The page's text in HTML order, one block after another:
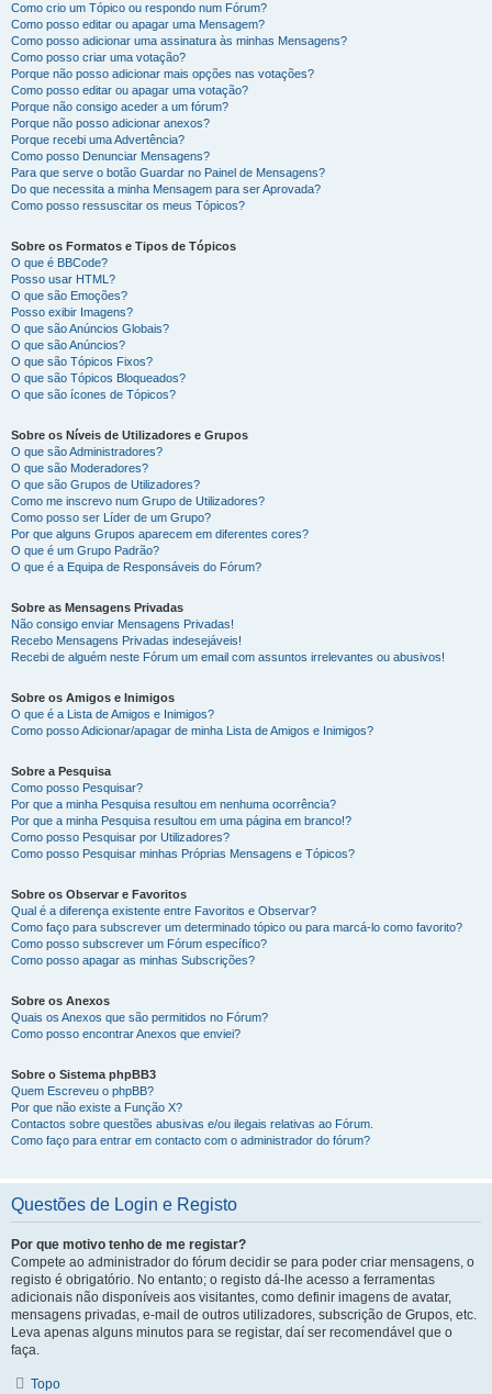
Como crio um Tópico ou respondo num Fórum?
Como posso editar ou apagar uma Mensagem?
Como posso adicionar uma assinatura às minhas Mensagens?
Como posso criar uma votação?
Porque não posso adicionar mais opções nas votações?
Como posso editar ou apagar uma votação?
Porque não consigo aceder a um fórum?
Porque não posso adicionar anexos?
Porque recebi uma Advertência?
Como posso Denunciar Mensagens?
Para que serve o botão Guardar no Painel de Mensagens?
Do que necessita a minha Mensagem para ser Aprovada?
Como posso ressuscitar os meus Tópicos?
Sobre os Formatos e Tipos de Tópicos
O que é BBCode?
Posso usar HTML?
O que são Emoções?
Posso exibir Imagens?
O que são Anúncios Globais?
O que são Anúncios?
O que são Tópicos Fixos?
O que são Tópicos Bloqueados?
O que são ícones de Tópicos?
Sobre os Níveis de Utilizadores e Grupos
O que são Administradores?
O que são Moderadores?
O que são Grupos de Utilizadores?
Como me inscrevo num Grupo de Utilizadores?
Como posso ser Líder de um Grupo?
Por que alguns Grupos aparecem em diferentes cores?
O que é um Grupo Padrão?
O que é a Equipa de Responsáveis do Fórum?
Sobre as Mensagens Privadas
Não consigo enviar Mensagens Privadas!
Recebo Mensagens Privadas indesejáveis!
Recebi de alguém neste Fórum um email com assuntos irrelevantes ou abusivos!
Sobre os Amigos e Inimigos
O que é a Lista de Amigos e Inimigos?
Como posso Adicionar/apagar de minha Lista de Amigos e Inimigos?
Sobre a Pesquisa
Como posso Pesquisar?
Por que a minha Pesquisa resultou em nenhuma ocorrência?
Por que a minha Pesquisa resultou em uma página em branco!?
Como posso Pesquisar por Utilizadores?
Como posso Pesquisar minhas Próprias Mensagens e Tópicos?
Sobre os Observar e Favoritos
Qual é a diferença existente entre Favoritos e Observar?
Como faço para subscrever um determinado tópico ou para marcá-lo como favorito?
Como posso subscrever um Fórum específico?
Como posso apagar as minhas Subscrições?
Sobre os Anexos
Quais os Anexos que são permitidos no Fórum?
Como posso encontrar Anexos que enviei?
Sobre o Sistema phpBB3
Quem Escreveu o phpBB?
Por que não existe a Função X?
Contactos sobre questões abusivas e/ou ilegais relativas ao Fórum.
Como faço para entrar em contacto com o administrador do fórum?
Questões de Login e Registo
Por que motivo tenho de me registar?
Compete ao administrador do fórum decidir se para poder criar mensagens, o
registo é obrigatório. No entanto; o registo dá-lhe acesso a ferramentas
adicionais não disponíveis aos visitantes, como definir imagens de avatar,
mensagens privadas, e-mail de outros utilizadores, subscrição de Grupos, etc.
Leva apenas alguns minutos para se registar, daí ser recomendável que o
faça.
Topo